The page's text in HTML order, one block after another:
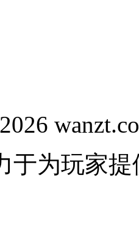
于为玩家